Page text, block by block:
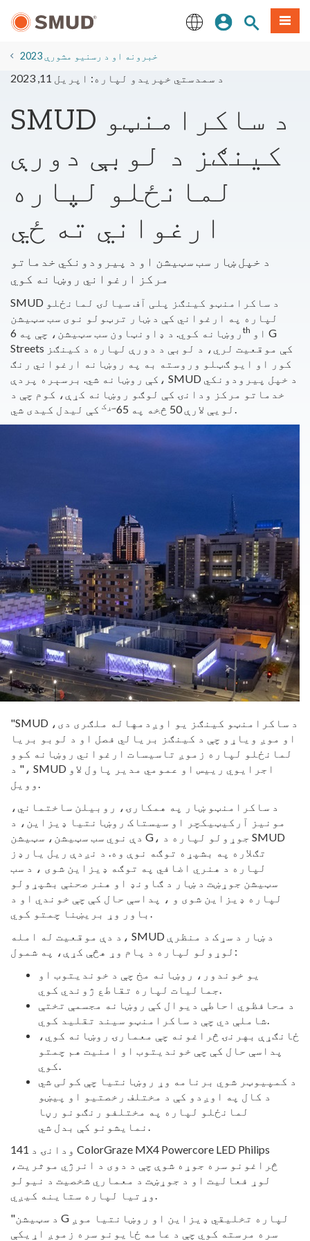
منځپانګې
لاړ
ننوزئ
سایټ لټون
مینو
2023 خبرونه او د رسنیو مشورې
د سمدستي خپریدو لپاره: اپریل 11, 2023
SMUD د ساکرامنټو
کینګز د لوبې دورې
لمانځلو لپاره
ارغواني ته ځي
د خپل ښار سب سټیشن او د پیرودونکي خدماتو
مرکز ارغواني روښانه کوي
SMUD د ساکرامنټو کینګز پلی آف سیالۍ لمانځلو
لپاره په ارغواني کې د ښار ترټولو نوی سب سټیشن
روښانه کوي. د ډاونټاون سب سټیشن، چې په 6 th
Streets کې موقعیت لري، د لوبې د دورې لپاره د کینګز
کور او ایو ګټلو وروسته به په روښانه ارغواني رنګ
کې روښانه شي. برسېره پردې، SMUD د خپل پیرودونکي
خدماتو مرکز ودانۍ کې لوګو روښانه کړې، کوم چې د
لویې لارې 50 څخه په 65
سړک کې لیدل کیدی شي.
"SMUD د ساکرامنټو کینګز یو اوږدمهاله ملګری دی،
او موږ ویاړو چې د کینګز بریالي فصل او د لوبو بریا
لمانځلو لپاره زموږ تاسیسات ارغواني روښانه کوو
،" د SMUD اجرایوي رییس او عمومي مدیر پاول لاو
وویل.
د ساکرامنټو ښار په همکارۍ، روبیلن ساختماني،
مونیز آرکیټیکچر او سیستاک روښانتیا ډیزاین، د
دې نوي سب سټیشن، سټیشن G، جوړولو لپاره د SMUD
تګلاره په بشپړه توګه نوې وه. د نږدې ریل یارډز
لپاره د هنري اضافي په توګه ډیزاین شوی ، د سب
سټیشن جوړښت د ښار د ګاونډ او هنر صحنې بشپړولو
لپاره ډیزاین شوی و ، پداسې حال کې چې خوندي او د
باور وړ بریښنا چمتو کوي.
د دې موقعیت له امله، SMUD د ښار د سړک د منظرې
لوړولو لپاره د پام وړ هڅې کړې، په شمول:
یو خوندور، روښانه مخ چې د خوندیتوب او
جمالیات لپاره تقاطع ژوندي کوي.
د محافظوي احاطې دیوال کې روښانه مجسمې تختې
شاملې دي چې د ساکرامنټو سیند تقلید کوي.
ځانګړې بهرنۍ څراغونه چې معمارۍ روښانه کوي،
پداسې حال کې چې خوندیتوب او امنیت هم چمتو
کوي.
د کمپیوټر شوي برنامه وړ روښانتیا چې کولی شي
د کال په اوږدو کې د مختلف رخصتیو او پیښو
لمانځلو لپاره په مختلفو رنګونو رڼا
نمایشونو کې بدل شي.
ودانۍ د 141 ColorGraze MX4 Powercore LED Philips
څراغونو سره جوړه شوې چې د دوی د انرژي موثریت،
لوړ فعالیت او د جوړښت د معماري شخصیت د نیولو
وړتیا لپاره ستاینه کیږي.
"د سټیشن G لپاره تخلیقي ډیزاین او روښانتیا موږ
سره مرسته کوي چې د عامه ځایونو سره زموږ اړیکې